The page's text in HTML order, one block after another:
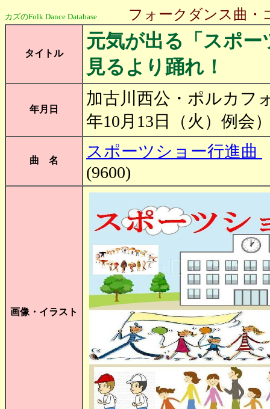
カズのFolk Dance Database フォークダンス曲・
タイトル
元気が出る「スポ
見るより踊れ！
年月日
加古川西公・ポルカフ
年10月13日（火）
曲 名
スポーツショー行進曲
(9600)
画像・イラスト